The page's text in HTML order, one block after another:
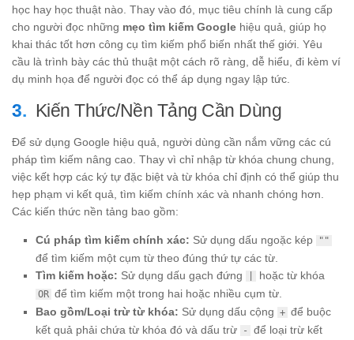
học hay học thuật nào. Thay vào đó, mục tiêu chính là cung cấp
cho người đọc những mẹo tìm kiếm Google hiệu quả, giúp họ
khai thác tốt hơn công cụ tìm kiếm phổ biến nhất thế giới. Yêu
cầu là trình bày các thủ thuật một cách rõ ràng, dễ hiểu, đi kèm ví
dụ minh họa để người đọc có thể áp dụng ngay lập tức.
Kiến Thức/Nền Tảng Cần Dùng
Để sử dụng Google hiệu quả, người dùng cần nắm vững các cú
pháp tìm kiếm nâng cao. Thay vì chỉ nhập từ khóa chung chung,
việc kết hợp các ký tự đặc biệt và từ khóa chỉ định có thể giúp thu
hẹp phạm vi kết quả, tìm kiếm chính xác và nhanh chóng hơn.
Các kiến thức nền tảng bao gồm:
Cú pháp tìm kiếm chính xác: Sử dụng dấu ngoặc kép ""
để tìm kiếm một cụm từ theo đúng thứ tự các từ.
Tìm kiếm hoặc: Sử dụng dấu gạch đứng hoặc từ khóa
OR để tìm kiếm một trong hai hoặc nhiều cụm từ.
Bao gồm/Loại trừ từ khóa: Sử dụng dấu cộng + để buộc
kết quả phải chứa từ khóa đó và dấu trừ
-
để loại trừ kết